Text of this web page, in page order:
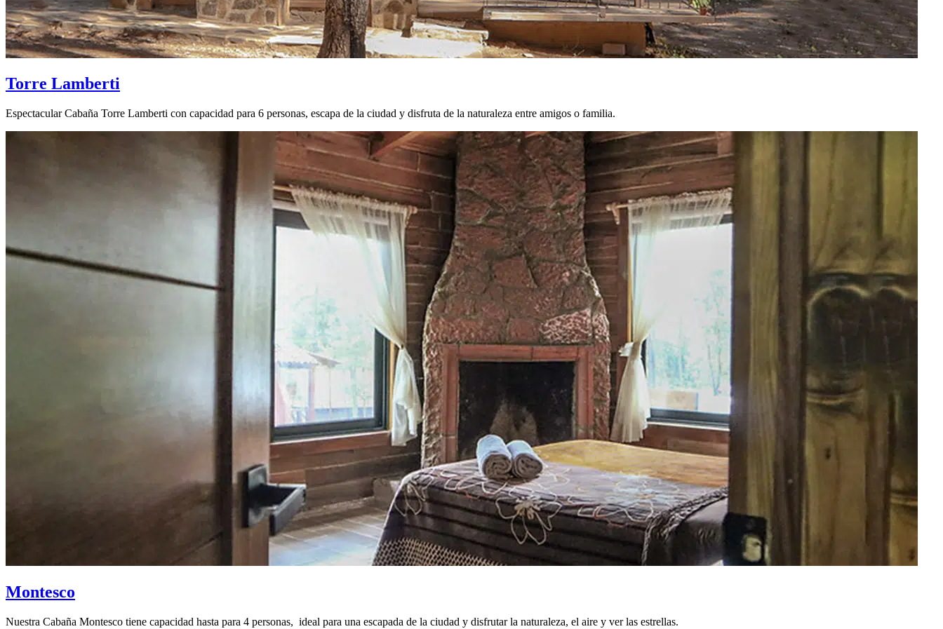
Torre Lamberti
Espectacular Cabaña Torre Lamberti con capacidad para 6 personas, escapa de la ciudad y disfruta de la naturaleza entre amigos o familia.
Montesco
Nuestra Cabaña Montesco tiene capacidad hasta para 4 personas, ideal para una escapada de la ciudad y disfrutar la naturaleza, el aire y ver las estrellas.